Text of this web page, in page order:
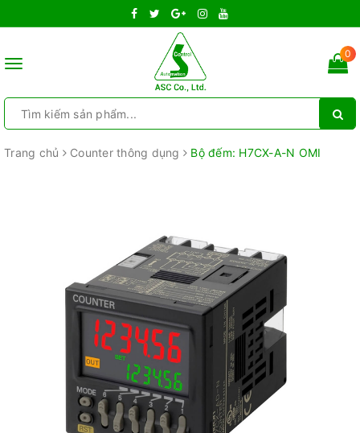
Toggle
0
Trang chủ Counter thông dụng Bộ đếm: H7CX-A-N OMI